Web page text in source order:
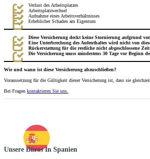
Verlust des Arbeitsplatzes
Arbeitsplatzwechsel
Aufnahme eines Arbeitsverhältnisses
Erheblicher Schaden am Eigentum
Diese Versicherung deckt keine Stornierung aufgrund
Eine Unterbrechung des Aufenthaltes wird nicht von
Rückerstattung für die restliche nicht abgeschlossene
Die Versicherung muss mindestens 30 Tage vor Beginn
Wie und wann ist diese Versicherung abzuschließen?
Voraussetzung für die Gültigkeit dieser Versicherung ist, dass sie
Bei Fragen kontaktieren Sie uns.
Unsere Büros In Spanien